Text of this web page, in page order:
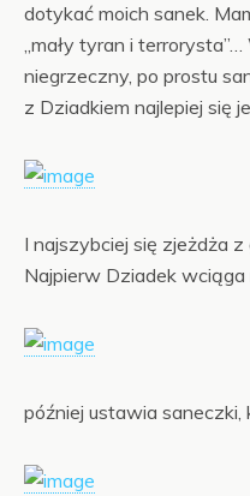
dotykać moich sanek.
„mały tyran i
niegrzeczny, po prostu
z Dziadkiem najlepiej się
I najszybciej się zjeżdża z
Najpierw Dziadek wciąga
później ustawia saneczki,